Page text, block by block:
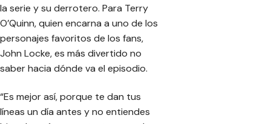
la serie y su derrotero. Para Terry
O’Quinn, quien encarna a uno de los
personajes favoritos de los fans,
John Locke, es más divertido no
saber hacia dónde va el episodio.
“Es mejor así, porque te dan tus
líneas un día antes y no entiendes